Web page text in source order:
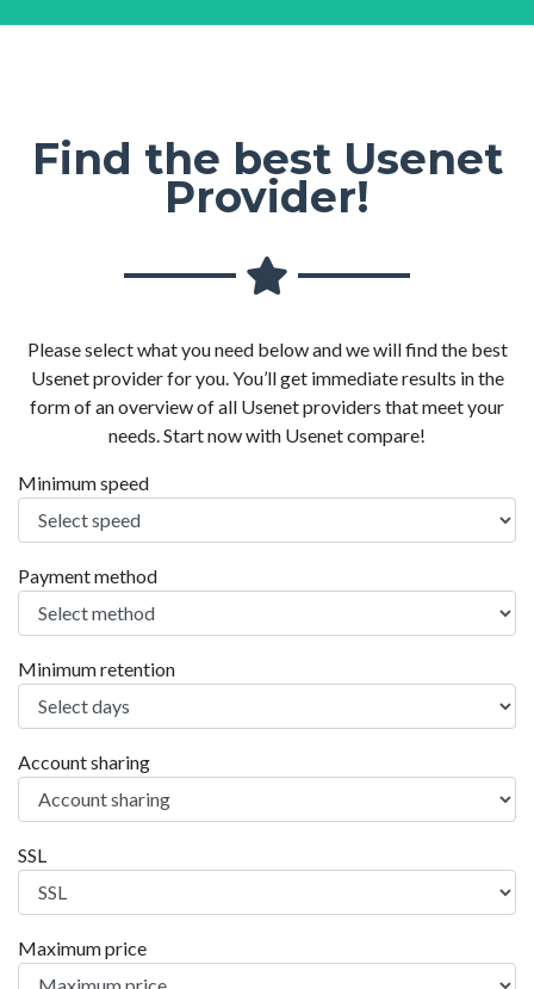
Find the best Usenet
Provider!
Please select what you need below and we will find the best
Usenet provider for you. You’ll get immediate results in the
form of an overview of all Usenet providers that meet your
needs. Start now with Usenet compare!
Minimum speed
Payment method
Minimum retention
Account sharing
SSL
Maximum price